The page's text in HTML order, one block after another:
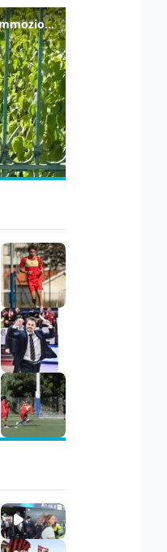
Ultimo saluto a Guccini tra applausi e commozione a Pavana